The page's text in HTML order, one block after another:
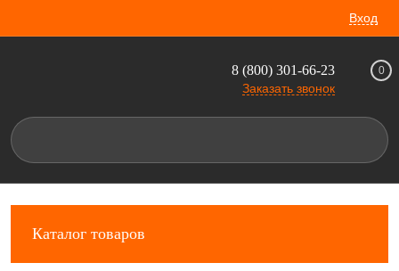
Вход
8 (800) 301-66-23
Заказать звонок
0
Каталог товаров